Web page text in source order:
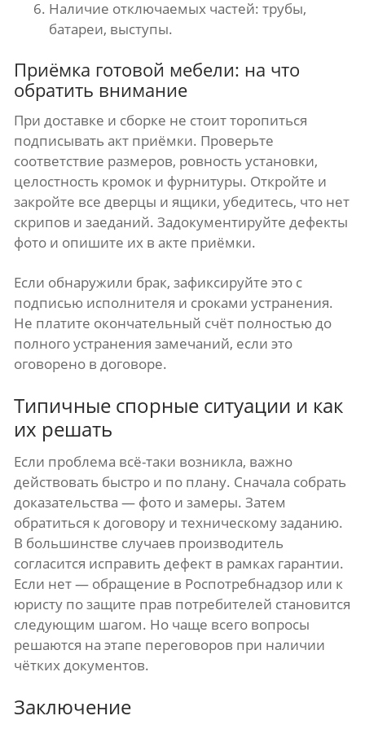
Наличие отключаемых частей: трубы,
батареи, выступы.
Приёмка готовой мебели: на что
обратить внимание
При доставке и сборке не стоит торопиться
подписывать акт приёмки. Проверьте
соответствие размеров, ровность установки,
целостность кромок и фурнитуры. Откройте и
закройте все дверцы и ящики, убедитесь, что нет
скрипов и заеданий. Задокументируйте дефекты
фото и опишите их в акте приёмки.
Если обнаружили брак, зафиксируйте это с
подписью исполнителя и сроками устранения.
Не платите окончательный счёт полностью до
полного устранения замечаний, если это
оговорено в договоре.
Типичные спорные ситуации и как
их решать
Если проблема всё-таки возникла, важно
действовать быстро и по плану. Сначала собрать
доказательства — фото и замеры. Затем
обратиться к договору и техническому заданию.
В большинстве случаев производитель
согласится исправить дефект в рамках гарантии.
Если нет — обращение в Роспотребнадзор или к
юристу по защите прав потребителей становится
следующим шагом. Но чаще всего вопросы
решаются на этапе переговоров при наличии
чётких документов.
Заключение